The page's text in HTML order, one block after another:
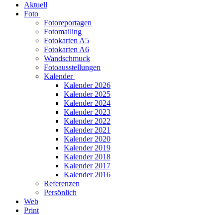
Aktuell
Foto
Fotoreportagen
Fotomailing
Fotokarten A5
Fotokarten A6
Wandschmuck
Fotoausstellungen
Kalender
Kalender 2026
Kalender 2025
Kalender 2024
Kalender 2023
Kalender 2022
Kalender 2021
Kalender 2020
Kalender 2019
Kalender 2018
Kalender 2017
Kalender 2016
Referenzen
Persönlich
Web
Print